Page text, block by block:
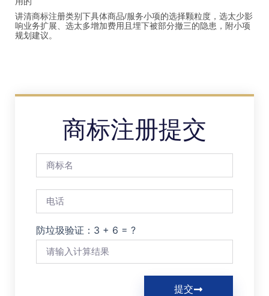
讲清商标注册类别下具体商品/服务小项的选择颗粒度，选太少影
响业务扩展、选太多增加费用且埋下被部分撤三的隐患，附小项
规划建议。
商标注册提交
防垃圾验证：3 + 6 = ?
提交